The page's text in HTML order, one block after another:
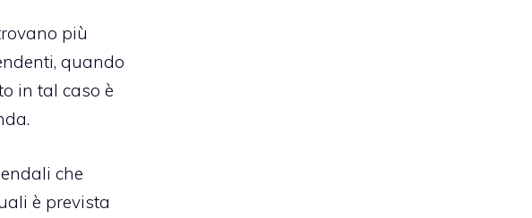
più
quando
in tal caso è
che
è prevista